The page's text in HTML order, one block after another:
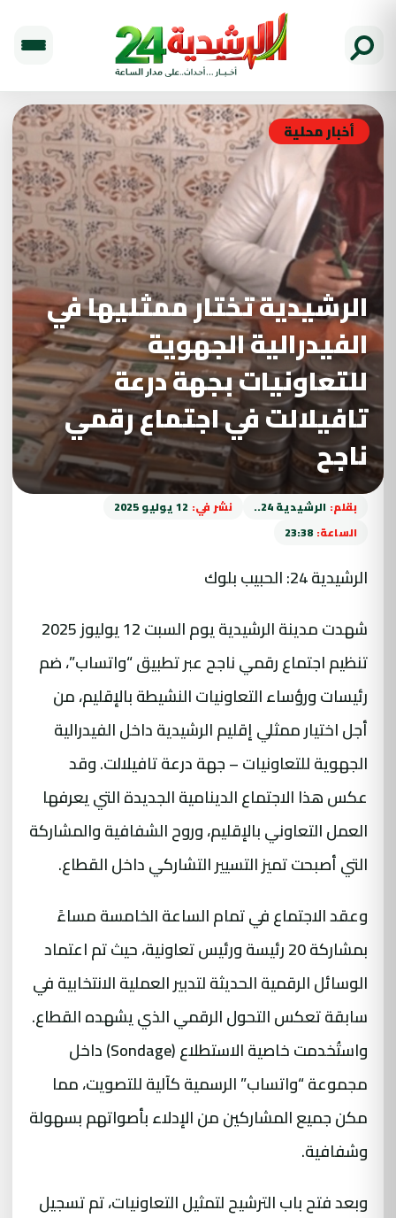
أخبار محلية
الرشيدية تختار ممثليها في
الفيدرالية الجهوية
للتعاونيات بجهة درعة
تافيلالت في اجتماع رقمي
ناجح
بقلم: الرشيدية 24.. نشر في: 12 يوليو 2025
الساعة: 23:38
الرشيدية 24: الحبيب بلوك
شهدت مدينة الرشيدية يوم السبت 12 يوليوز 2025
تنظيم اجتماع رقمي ناجح عبر تطبيق “واتساب”، ضم
رئيسات ورؤساء التعاونيات النشيطة بالإقليم، من
أجل اختيار ممثلي إقليم الرشيدية داخل الفيدرالية
الجهوية للتعاونيات – جهة درعة تافيلالت. وقد
عكس هذا الاجتماع الدينامية الجديدة التي يعرفها
العمل التعاوني بالإقليم، وروح الشفافية والمشاركة
التي أصبحت تميز التسيير التشاركي داخل القطاع.
وعقد الاجتماع في تمام الساعة الخامسة مساءً
بمشاركة 20 رئيسة ورئيس تعاونية، حيث تم اعتماد
الوسائل الرقمية الحديثة لتدبير العملية الانتخابية في
سابقة تعكس التحول الرقمي الذي يشهده القطاع.
واستُخدمت خاصية الاستطلاع (Sondage) داخل
مجموعة “واتساب” الرسمية كآلية للتصويت، مما
مكن جميع المشاركين من الإدلاء بأصواتهم بسهولة
وشفافية.
وبعد فتح باب الترشيح لتمثيل التعاونيات، تم تسجيل